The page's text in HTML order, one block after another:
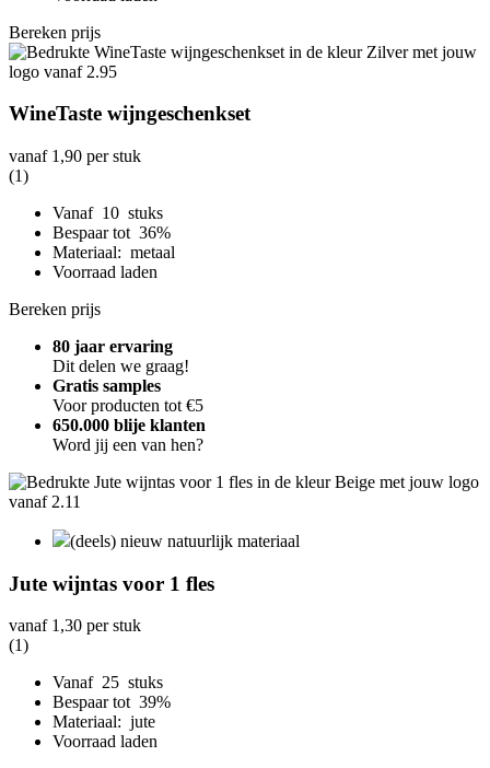
Bereken prijs
WineTaste wijngeschenkset
vanaf 1,90 per stuk
(1)
Vanaf 10 stuks
Bespaar tot 36%
Materiaal: metaal
Voorraad laden
Bereken prijs
80 jaar ervaring
Dit delen we graag!
Gratis samples
Voor producten tot €5
650.000 blije klanten
Word jij een van hen?
(deels) nieuw natuurlijk materiaal
Jute wijntas voor 1 fles
vanaf 1,30 per stuk
(1)
Vanaf 25 stuks
Bespaar tot 39%
Materiaal: jute
Voorraad laden